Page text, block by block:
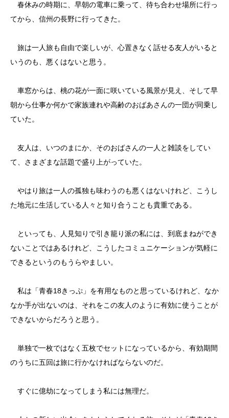
春休みの時期に、早朝の電車に乗って、待ち合わせ場所に行っ
てから、信州の長野に行ってきた。
旅は一人旅も自由で楽しいが、心置きなく話せる友人がいると
いうのも、悪くはないと思う。
車窓からは、桃の花が一面に咲いている風景が見え、そして早
朝から仕事か何かで家族連れや高齢のおばあさんの一団が同乗し
ていた。
友人は、いつのまにか、そのおばさんの一人と雑談をしてい
て、さまざまな話題で盛り上がっていた。
やはり旅は一人の孤独も味わうのも悪くはないけれど、こうし
た地元に生活している人々と知り合うことも貴重である。
といっても、人見知りで引き籠り派の私には、到底まねができ
ないことではあるけれど、こうしたコミュニケーションが気軽に
できるというのもうらやましい。
私は「青春18きっぷ」を有用なものと思っているけれど、なか
なか手が出ないのは、それをこの友人のように有効に使うことが
できないからだろうと思う。
単独で一枚ではなく五枚でセットになっているから、有効期間
のうちに五回は旅に行かなければならないのだ。
すぐに億劫になってしまう私には無理だ。